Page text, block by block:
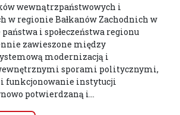
wewnątrzpaństwowych i
w regionie Bałkanów Zachodnich w
państwa i społeczeństwa regionu
zawieszone między
modernizacją i
sporami politycznymi,
funkcjonowanie instytucji
potwierdzaną i...